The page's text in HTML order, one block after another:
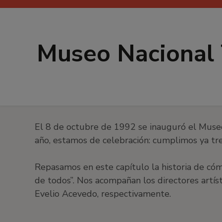
Museo
El 8 de octubre de 1992 se inauguró el
año, estamos de celebración: cumplimos ya
Repasamos en este capítulo la historia de
de todos”. Nos acompañan los directores
Evelio Acevedo, respectivamente.